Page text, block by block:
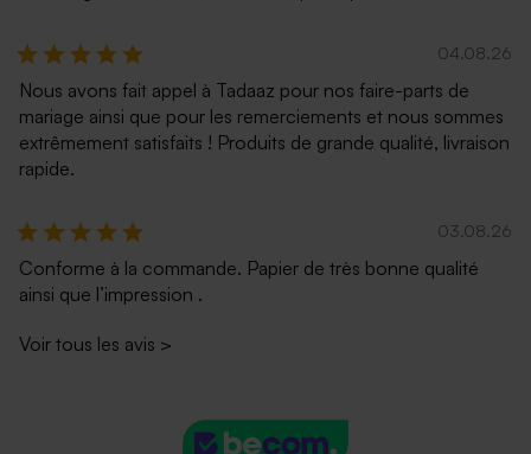
04.08.26
Nous avons fait appel à Tadaaz pour nos faire-parts de
mariage ainsi que pour les remerciements et nous sommes
extrêmement satisfaits ! Produits de grande qualité, livraison
rapide.
03.08.26
Conforme à la commande. Papier de très bonne qualité
ainsi que l’impression .
Voir tous les avis >